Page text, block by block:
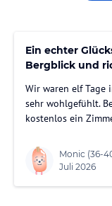
Ein echter
Bergblick und
Wir waren elf Tage
sehr wohlgefühlt.
kostenlos ein
Monic (36-
Juli 2026